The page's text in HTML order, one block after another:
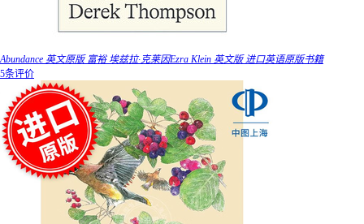
Abundance 英文原版 富裕 埃兹拉·克莱因Ezra Klein 英文版 进口英语原版书籍
5条评价